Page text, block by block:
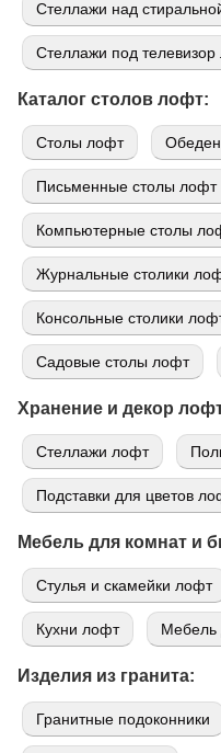
Стеллажи над
Стеллажи под
Каталог столов лофт:
Cтолы лофт
Письменные столы лофт
Компьютерные столы
Журнальные столики
Консольные столики
Садовые столы лофт
Хранение и декор
Стеллажи лофт
Подставки для цветов
Мебель для комнат и
Стулья и скамейки лофт
Кухни лофт Мебель
Изделия из гранита:
Гранитные подоконники